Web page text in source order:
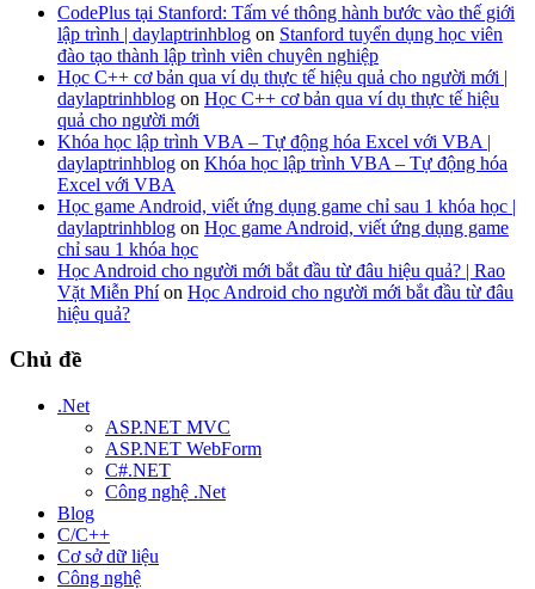
CodePlus tại Stanford: Tấm vé thông hành bước vào thế giới
lập trình | daylaptrinhblog on Stanford tuyển dụng học viên
đào tạo thành lập trình viên chuyên nghiệp
Học C++ cơ bản qua ví dụ thực tế hiệu quả cho người mới |
daylaptrinhblog on Học C++ cơ bản qua ví dụ thực tế hiệu
quả cho người mới
Khóa học lập trình VBA – Tự động hóa Excel với VBA |
daylaptrinhblog on Khóa học lập trình VBA – Tự động hóa
Excel với VBA
Học game Android, viết ứng dụng game chỉ sau 1 khóa học |
daylaptrinhblog on Học game Android, viết ứng dụng game
chỉ sau 1 khóa học
Học Android cho người mới bắt đầu từ đâu hiệu quả? | Rao
Vặt Miễn Phíon Học Android cho người mới bắt đầu từ đâu
hiệu quả?
Chủ đề
.Net
ASP.NET MVC
ASP.NET WebForm
C#.NET
Công nghệ .Net
Blog
C/C++
Cơ sở dữ liệu
Công nghệ